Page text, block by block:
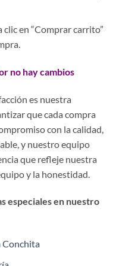
en “Comprar carrito”
no hay cambios
es nuestra
que cada compra
con la calidad,
y nuestro equipo
que refleje nuestra
y la honestidad.
especiales en nuestro
Conchita